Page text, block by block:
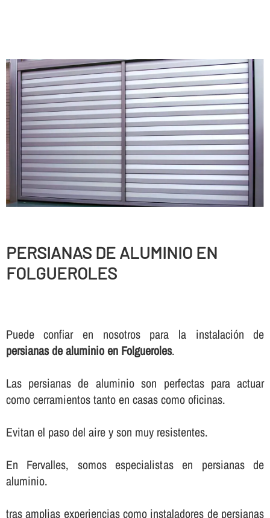
PERSIANAS DE ALUMINIO EN
FOLGUEROLES
Puede confiar en nosotros para la instalación de
persianas de aluminio en Folgueroles.
Las persianas de aluminio son perfectas para actuar
como cerramientos tanto en casas como oficinas.
Evitan el paso del aire y son muy resistentes.
En Fervalles, somos especialistas en persianas de
aluminio.
tras amplias experiencias como instaladores de persianas